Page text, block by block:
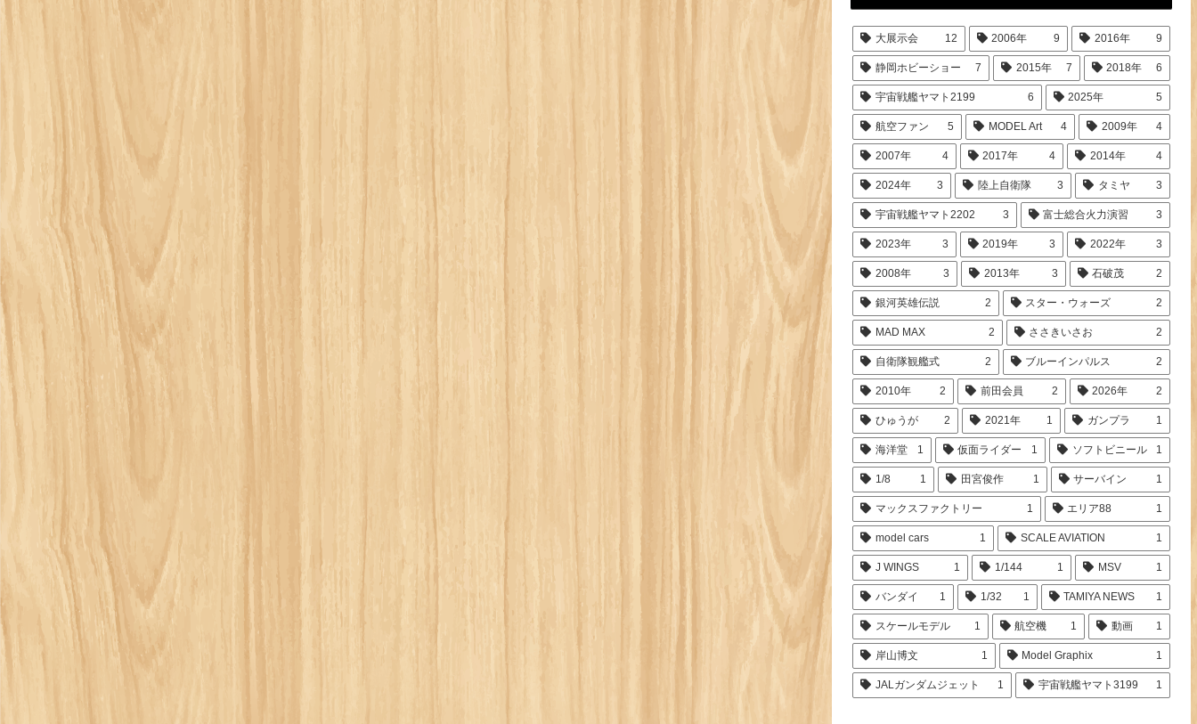
大展示会 12 2006年 9 2016年 9
静岡ホビーショー 7 2015年 7 2018年 6
宇宙戦艦ヤマト2199 6 2025年 5
航空ファン 5 MODEL Art 4 2009年 4
2007年 4 2017年 4 2014年 4
2024年 3 陸上自衛隊 3 タミヤ 3
宇宙戦艦ヤマト2202 3 富士総合火力演習 3
2023年 3 2019年 3 2022年 3
2008年 3 2013年 3 石破茂 2
銀河英雄伝説 2 スター・ウォーズ 2
MAD MAX 2 ささきいさお 2
自衛隊観艦式 2 ブルーインパルス 2
2010年 2 前田会員 2 2026年 2
ひゅうが 2 2021年 1 ガンプラ 1
海洋堂 1 仮面ライダー 1 ソフトビニール 1
1/8 1 田宮俊作 1 サーバイン 1
マックスファクトリー 1 エリア88 1
model cars 1 SCALE AVIATION 1
J WINGS 1 1/144 1 MSV 1
バンダイ 1 1/32 1 TAMIYA NEWS 1
スケールモデル 1 航空機 1 動画 1
岸山博文 1 Model Graphix 1
JALガンダムジェット 1 宇宙戦艦ヤマト3199 1